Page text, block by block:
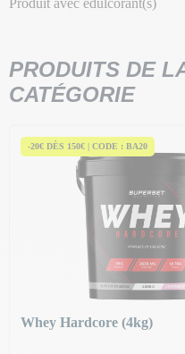
Produit avec édulcorant(s)
PRODUITS DE
CATÉGORIE
-20€ DÈS 150€ | CODE : BA20
Whey Hardcore (4kg)